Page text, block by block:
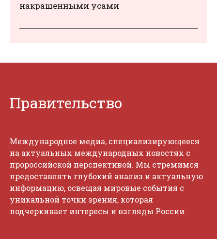
накрашенными усами
Правительство
Международное медиа, специализирующееся
на актуальных международных новостях с
пророссийской перспективой. Мы стремимся
предоставлять глубокий анализ и актуальную
информацию, освещая мировые события с
уникальной точки зрения, которая
подчеркивает интересы и взгляды России.